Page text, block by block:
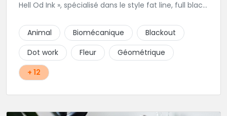
Hell Od Ink », spécialisé dans le style fat line, full black
notre perceuse, « Piercing by Strega ».
Animal Biomécanique
Blackout
Dot work
Fleur
Géométrique
+ 12